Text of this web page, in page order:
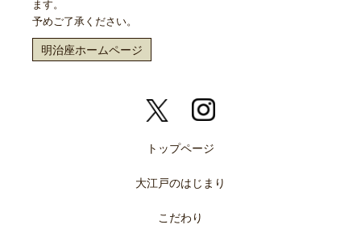
ます。
予めご了承ください。
明治座ホームページ
トップページ
大江戸のはじまり
こだわり